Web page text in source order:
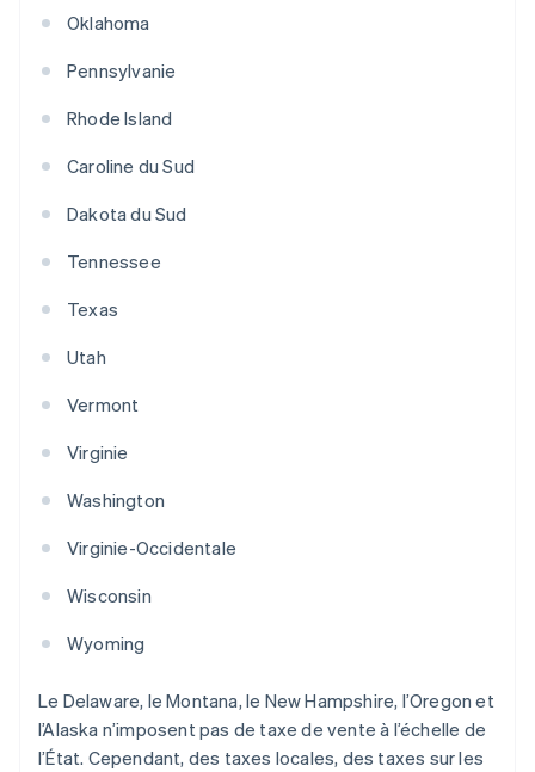
Oklahoma
Pennsylvanie
Rhode Island
Caroline du Sud
Dakota du Sud
Tennessee
Texas
Utah
Vermont
Virginie
Washington
Virginie-Occidentale
Wisconsin
Wyoming
Le Delaware, le Montana, le New Hampshire, l’Oregon et
l’Alaska n’imposent pas de taxe de vente à l’échelle de
l’État. Cependant, des taxes locales, des taxes sur les